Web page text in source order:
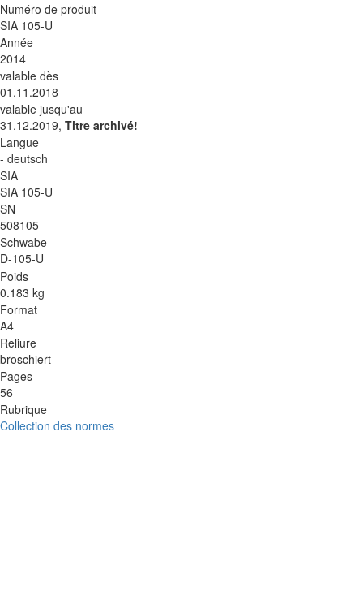
Numéro de produit
SIA 105-U
Année
2014
valable dès
01.11.2018
valable jusqu'au
31.12.2019, Titre archivé!
Langue
- deutsch
SIA
SIA 105-U
SN
508105
Schwabe
D-105-U
Poids
0.183 kg
Format
A4
Reliure
broschiert
Pages
56
Rubrique
Collection des normes